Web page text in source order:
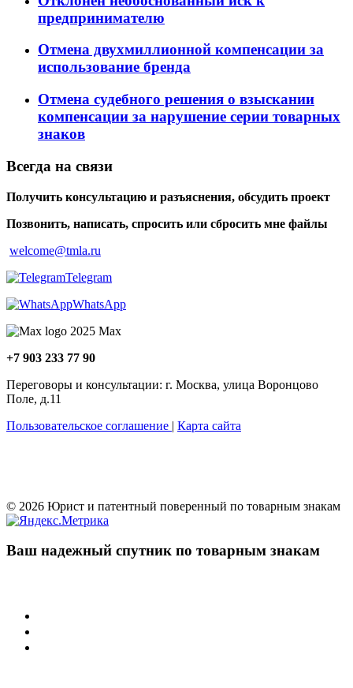
предпринимателю
Отмена двухмиллионной компенсации за
использование бренда
Отмена судебного решения о взыскании
компенсации за нарушение серии товарных
знаков
Всегда на связи
Получить консультацию и разъяснения, обсудить проект
Позвонить, написать, спросить или сбросить мне файлы
welcome@tmla.ru
Telegram
WhatsApp
Maх
+7 903 233 77 90
Переговоры и консультации: г. Москва, улица Воронцово
Поле, д.11
Пользовательское соглашение | Карта сайта
© 2026 Юрист и патентный поверенный по товарным знакам
Ваш надежный спутник по товарным знакам